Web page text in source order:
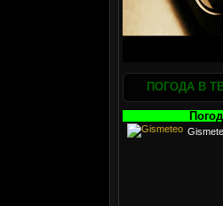
ПОГОДА В